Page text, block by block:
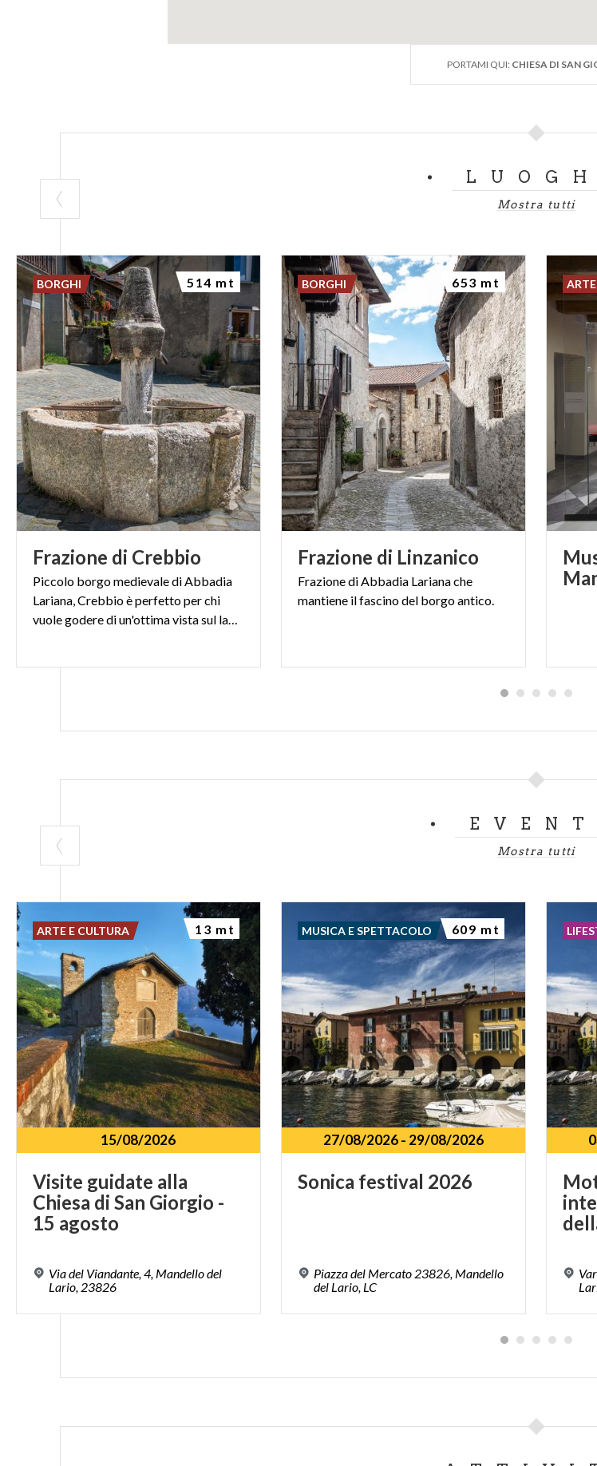
PORTAMI QUI: CHIESA DI SAN
Mostra tutti
Frazione di Crebbio
Piccolo borgo medievale di Abbadia
Lariana, Crebbio è perfetto per chi
vuole godere di un'ottima vista sul lago di Como.
BORGHI 514 mt
Frazione di Linzanico
FrazionediAbbadia Larianache
mantiene ilfascinodel borgoantico.
BORGHI 653 mt
Mostra tutti
15/08/2026
Visite guidate alla
Chiesa di San Giorgio -
15 agosto
Via del Viandante, 4, Mandello del
Lario, 23826
ARTE E CULTURA 13 mt
27/08/2026- 29/08/2026
Sonica festival 2026
Piazza del Mercato 23826, Mandello
del Lario, LC
MUSICA E SPETTACOLO 609 mt